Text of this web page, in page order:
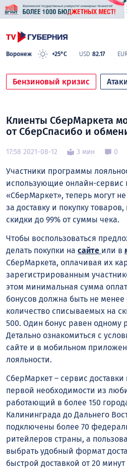
Воронеж +25°C USD 82.17
Бензиновый кризис
Клиенты СберМаркета
от СберСпасибо и
17:58 2021-08-12 3 мин 0
Участники программы
использующие онлайн-сервис
«СберМаркет», теперь могут
за доставку и покупку
скидки до 99% от суммы чека.
Чтобы воспользоваться
делать покупки на сайте или в
СберМаркета, оплачивая их
зарегистрированным
этом минимальная сумма
бонусов должна быть не менее
количество списываемых на
500. Один бонус равен одному
Детально ознакомиться с
сайте и в мобильном
лояльности.
СберМаркет – сервис доставки
первой необходимости из
работающий в более 150
Калининграда до Дальнего
подключены более 70
ритейлеров страны, а
выбрать удобный формат
быстрой доставкой от 20